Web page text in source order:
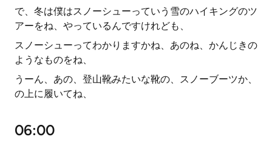
で、冬は僕はスノーシューっていう雪のハイキングのツ
アーをね、やっているんですけれども、
スノーシューってわかりますかね、あのね、かんじきの
ようなものをね、
うーん、あの、登山靴みたいな靴の、スノーブーツか、
の上に履いてね、
06:00